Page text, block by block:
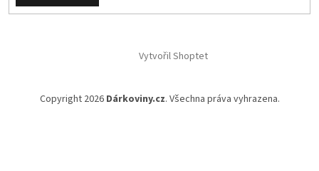
Vytvořil Shoptet
Copyright 2026 Dárkoviny.cz. Všechna práva vyhrazena.